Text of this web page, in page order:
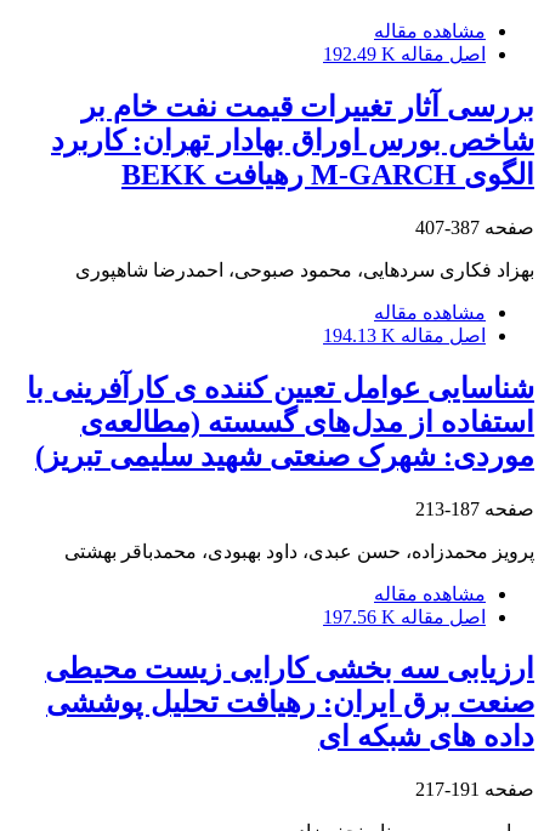
مشاهده مقاله
اصل مقاله 192.49 K
بررسی آثار تغییرات قیمت نفت خام بر
شاخص بورس اوراق بهادار تهران: کاربرد
الگوی M-GARCH رهیافت BEKK
صفحه 387-407
بهزاد فکاری سردهایی، محمود صبوحی، احمدرضا شاهپوری
مشاهده مقاله
اصل مقاله 194.13 K
شناسایی عوامل تعیین کننده ی کارآفرینی با
استفاده از مدل‌های گسسته (مطالعه‌ی
موردی: شهرک صنعتی شهید سلیمی تبریز)
صفحه 187-213
پرویز محمدزاده، حسن عبدی، داود بهبودی، محمدباقر بهشتی
مشاهده مقاله
اصل مقاله 197.56 K
ارزیابی سه بخشی کارایی زیست محیطی
صنعت برق ایران: رهیافت تحلیل پوششی
داده های شبکه ای
صفحه 191-217